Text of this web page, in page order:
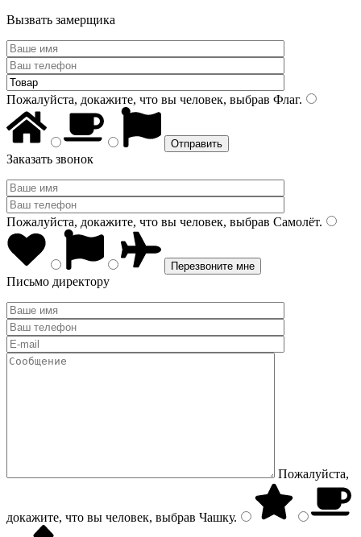
Вызвать замерщика
Пожалуйста, докажите, что вы человек, выбрав Флаг.
Заказать звонок
Пожалуйста, докажите, что вы человек, выбрав Самолёт.
Письмо директору
Пожалуйста,
докажите, что вы человек, выбрав Чашку.